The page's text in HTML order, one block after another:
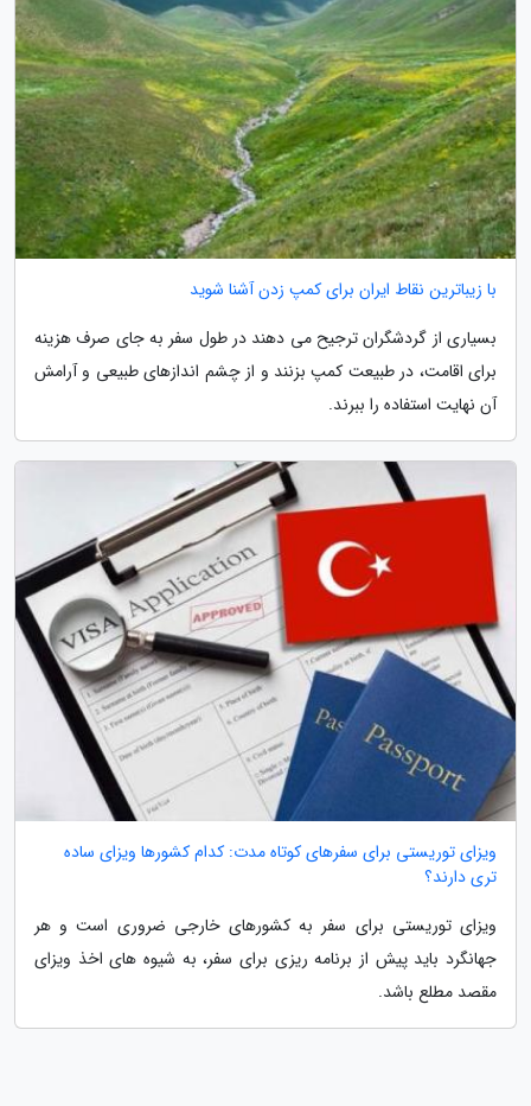
با زیباترین نقاط ایران برای کمپ زدن آشنا شوید
بسیاری از گردشگران ترجیح می دهند در طول سفر به جای صرف هزینه
برای اقامت، در طبیعت کمپ بزنند و از چشم اندازهای طبیعی و آرامش
آن نهایت استفاده را ببرند.
ویزای توریستی برای سفرهای کوتاه مدت: کدام کشورها ویزای ساده
تری دارند؟
ویزای توریستی برای سفر به کشورهای خارجی ضروری است و هر
جهانگرد باید پیش از برنامه ریزی برای سفر، به شیوه های اخذ ویزای
مقصد مطلع باشد.